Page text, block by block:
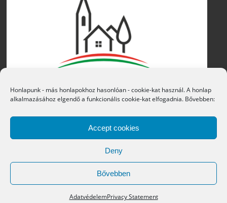
Honlapunk - más honlapokhoz hasonlóan - cookie-kat használ. A honlap
alkalmazásához elgendő a funkcionális cookie-kat elfogadnia. Bővebben:
Accept cookies
Deny
Bővebben
AdatvédelemPrivacy Statement